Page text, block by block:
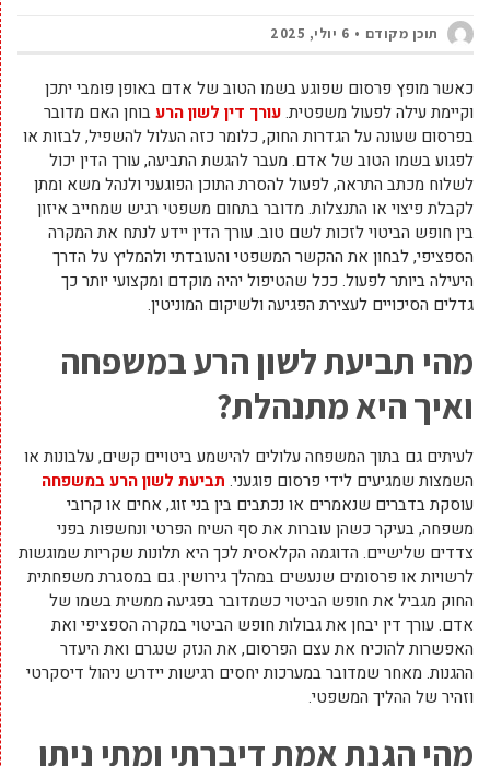
תוכן מקודם 6 יולי, 2025
כאשר מופץ פרסום שפוגע בשמו הטוב של אדם באופן פומבי יתכן
וקיימת עילה לפעול משפטית.עורך דין לשון הרעבוחן האם מדובר
בפרסום שעונה על הגדרות החוק, כלומר כזה העלול להשפיל, לבזות או
לפגוע בשמו הטוב של אדם. מעבר להגשת התביעה, עורך הדין יכול
לשלוח מכתב התראה, לפעול להסרת התוכן הפוגעני ולנהל משא ומתן
לקבלת פיצוי או התנצלות. מדובר בתחום משפטי רגיש שמחייב איזון
בין חופש הביטוי לזכות לשם טוב. עורך הדין יידע לנתח את המקרה
הספציפי, לבחון את ההקשר המשפטי והעובדתי ולהמליץ על הדרך
היעילה ביותר לפעול. ככל שהטיפול יהיה מוקדם ומקצועי יותר כך
גדלים הסיכויים לעצירת הפגיעה ולשיקום המוניטין.
מהי תביעת לשון הרע במשפחה
ואיך היא מתנהלת?
לעיתים גם בתוך המשפחה עלולים להישמע ביטויים קשים, עלבונות או
השמצות שמגיעים לידי פרסום פוגעני. תביעת לשון הרע במשפחה
עוסקת בדברים שנאמרים או נכתבים בין בני זוג, אחים או קרובי
משפחה, בעיקר כשהן עוברות את סף השיח הפרטי ונחשפות בפני
צדדים שלישיים. הדוגמה הקלאסית לכך היא תלונות שקריות שמוגשות
לרשויות או פרסומים שנעשים במהלך גירושין. גם במסגרת משפחתית
החוק מגביל את חופש הביטוי כשמדובר בפגיעה ממשית בשמו של
אדם. עורך דין יבחן את גבולות חופש הביטוי במקרה הספציפי ואת
האפשרות להוכיח את עצם הפרסום, את הנזק שנגרם ואת היעדר
ההגנות. מאחר שמדובר במערכות יחסים רגישות יידרש ניהול דיסקרטי
וזהיר של ההליך המשפטי.
מהי הגנת אמת דיברתי ומתי ניתן